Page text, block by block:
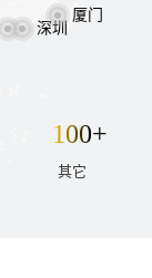
100
其它
深圳
厦门